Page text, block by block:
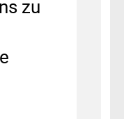
zu